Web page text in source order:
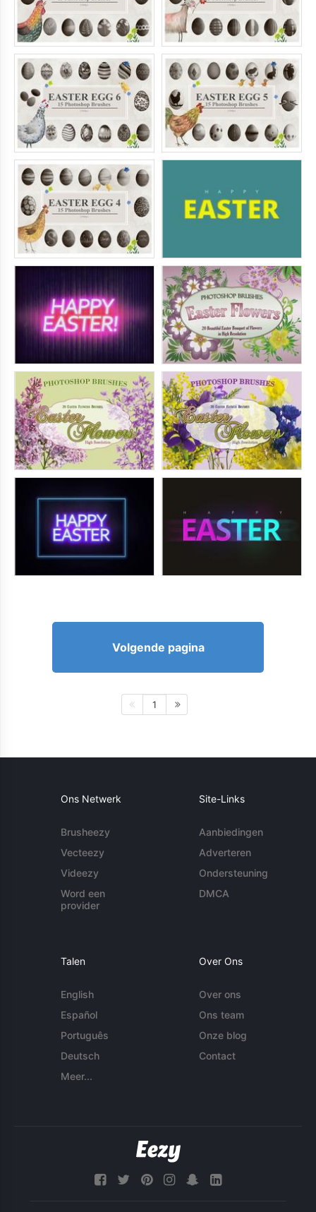
Volgende pagina
1
Ons Netwerk
Brusheezy
Vecteezy
Videezy
Word een
provider
Site-Links
Aanbiedingen
Adverteren
Ondersteuning
DMCA
Talen
English
Español
Português
Deutsch
Meer...
Over Ons
Over ons
Ons team
Onze blog
Contact